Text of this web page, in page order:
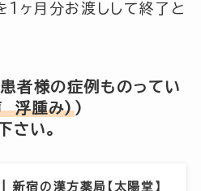
ヶ月分お渡しして終了と
者様の症例ものってい
浮腫み) )
さい。
新宿の漢方薬局【太陽堂】